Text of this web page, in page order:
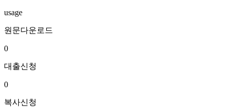
usage
원문다운로드
0
대출신청
0
복사신청